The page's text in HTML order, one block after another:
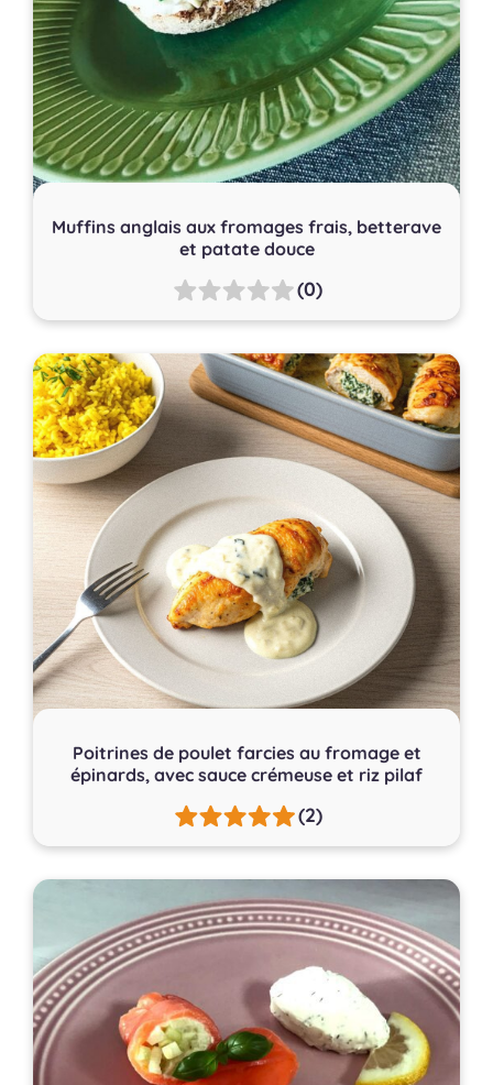
Muffins anglais aux fromages frais, betterave
et patate douce
(0)
Poitrines de poulet farcies au fromage et
épinards, avec sauce crémeuse et riz pilaf
(2)